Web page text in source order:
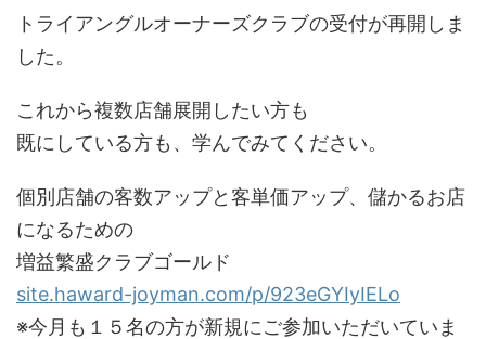
トライアングルオーナーズクラブの受付が再開しま
した。
これから複数店舗展開したい方も
既にしている方も、学んでみてください。
個別店舗の客数アップと客単価アップ、儲かるお店
になるための
増益繁盛クラブゴールド
site.haward-joyman.com/p/923eGYIyIELo
※今月も１５名の方が新規にご参加いただいていま